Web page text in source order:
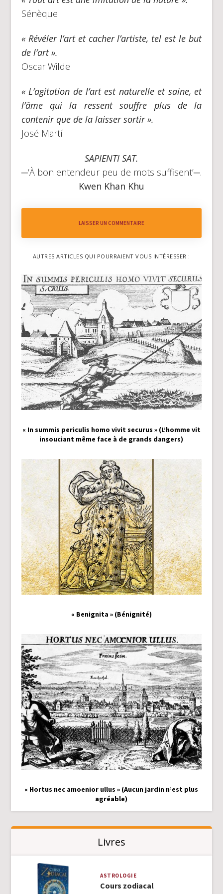
Sénèque
« Révéler l’art et cacher l’artiste, tel est le but
de l’art ».
Oscar Wilde
« L’agitation de l’art est naturelle et saine, et
l’âme qui la ressent souffre plus de la
contenir que de la laisser sortir ».
José Martí
SAPIENTI SAT.
─‘À bon entendeur peu de mots suffisent’─.
Kwen Khan Khu
LAISSER UN COMMENTAIRE
AUTRES ARTICLES QUI POURRAIENT VOUS INTÉRESSER :
« In summis periculis homo vivit securus » (L’homme vit
insouciant même face à de grands dangers)
« Benignita » (Bénignité)
« Hortus nec amoenior ullus » (Aucun jardin n’est plus
agréable)
Livres
ASTROLOGIE
Cours zodiacal